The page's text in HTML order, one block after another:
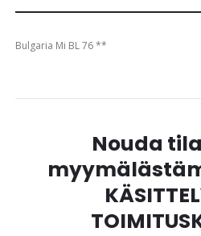
Bulgaria Mi BL 76 **
Nouda